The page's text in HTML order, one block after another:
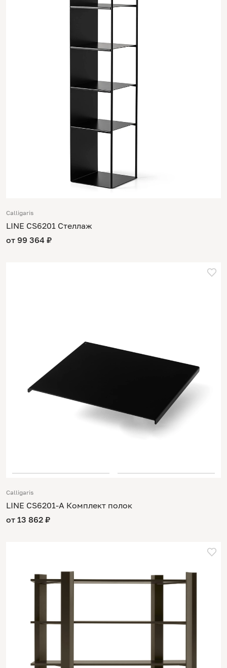
Calligaris
LINE CS6201 Стеллаж
от 99 364 ₽
Calligaris
LINE CS6201-A Комплект полок
от 13 862 ₽